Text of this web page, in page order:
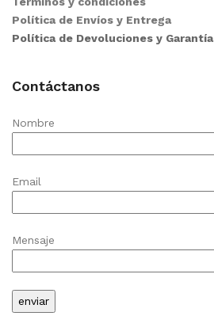
Política de Envíos y Entrega
Política de Devoluciones y Garantía
Contáctanos
Nombre
Email
Mensaje